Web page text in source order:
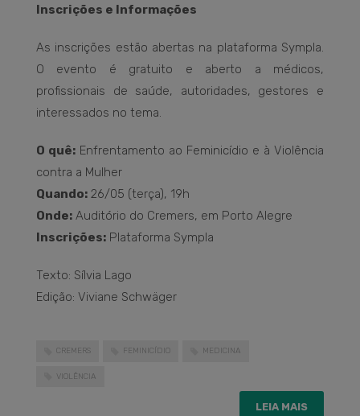
Inscrições e Informações
As inscrições estão abertas na plataforma Sympla.
O evento é gratuito e aberto a médicos,
profissionais de saúde, autoridades, gestores e
interessados no tema.
O quê: Enfrentamento ao Feminicídio e à Violência
contra a Mulher
Quando: 26/05 (terça), 19h
Onde: Auditório do Cremers, em Porto Alegre
Inscrições: Plataforma Sympla
Texto: Sílvia Lago
Edição: Viviane Schwäger
CREMERS FEMINICÍDIO MEDICINA
VIOLÊNCIA
LEIA MAIS